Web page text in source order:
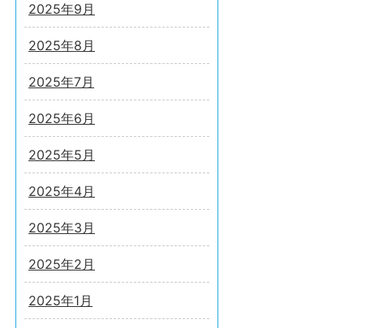
2025年9月
2025年8月
2025年7月
2025年6月
2025年5月
2025年4月
2025年3月
2025年2月
2025年1月